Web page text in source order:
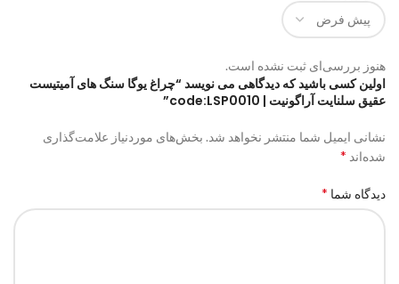
هنوز بررسی‌ای ثبت نشده است.
اولین کسی باشید که دیدگاهی می نویسد “چراغ یوگا سنگ های آمیتیست
عقیق سلنایت آراگونیت | code:LSP0010”
نشانی ایمیل شما منتشر نخواهد شد. بخش‌های موردنیاز علامت‌گذاری
شده‌اند *
دیدگاه شما *